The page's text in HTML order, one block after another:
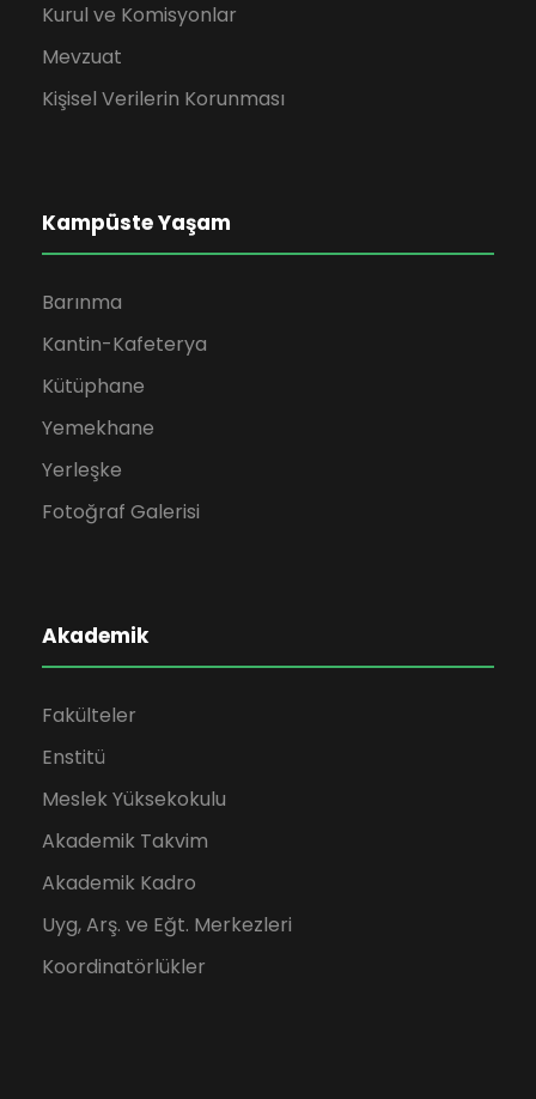
Kurul ve Komisyonlar
Mevzuat
Kişisel Verilerin Korunması
Kampüste Yaşam
Barınma
Kantin-Kafeterya
Kütüphane
Yemekhane
Yerleşke
Fotoğraf Galerisi
Akademik
Fakülteler
Enstitü
Meslek Yüksekokulu
Akademik Takvim
Akademik Kadro
Uyg, Arş. ve Eğt. Merkezleri
Koordinatörlükler